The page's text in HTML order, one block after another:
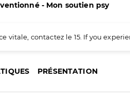
- Mon soutien psy
vitale, contactez le 15. If you
PRÉSENTATION